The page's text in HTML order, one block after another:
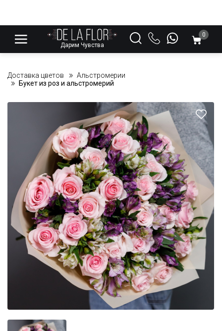
Дарим Чувства
0
Доставка цветов
Альстромерии
Букет из роз и альстромерий